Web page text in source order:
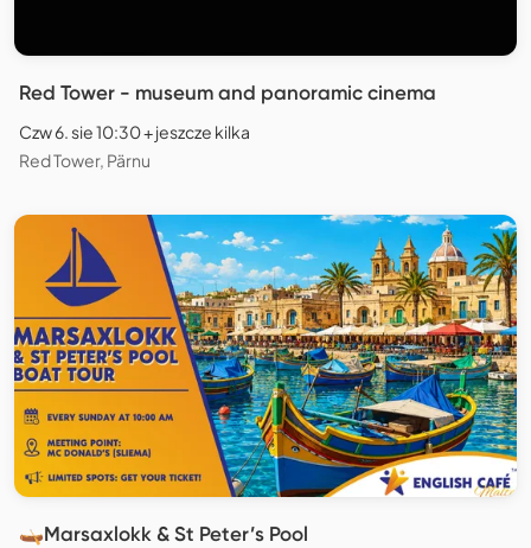
Red Tower - museum and panoramic cinema
Czw 6. sie 10:30 + jeszcze kilka
Red Tower, Pärnu
🛶Marsaxlokk & St Peter’s Pool